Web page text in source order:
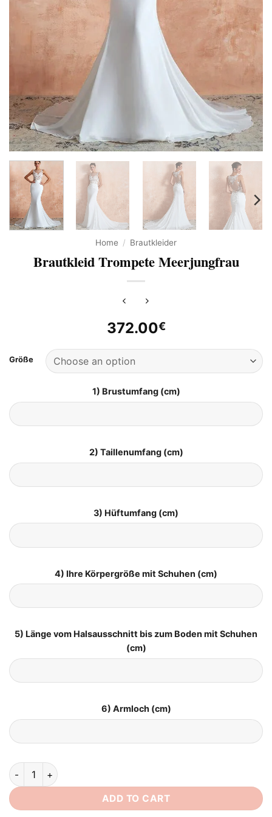
Home / Brautkleider
Brautkleid Trompete Meerjungfrau
372.00€
Größe
1) Brustumfang (cm)
2) Taillenumfang (cm)
3) Hüftumfang (cm)
4) Ihre Körpergröße mit Schuhen (cm)
5) Länge vom Halsausschnitt bis zum Boden mit Schuhen
(cm)
6) Armloch (cm)
Brautkleid Trompete Meerjungfrau quantity
ADD TO CART